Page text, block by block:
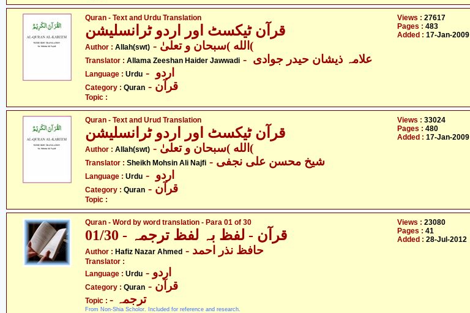
Quran - Text and Urdu Translation
قرآن ٹیکسٹ اور اردو ٹرانسلیشن
Author : Allah(swt) - الله )سبحان و تعلیٰ(
Translator : Allama Zeeshan Haider Jawwadi - علامہ ذیشان حیدر جوادی
Language : Urdu
Category : Quran - قرآن
Topic :
Views : 27617
Pages : 483
Added : 17-Jan-2009
Quran - Text and Urud Translation
قرآن ٹیکسٹ اور اردو ٹرانسلیشن
Author : Allah(swt) - الله )سبحان و تعلیٰ(
Translator : Sheikh Mohsin Ali Najfi - شیخ محسن علی نجفی
Language : Urdu
Category : Quran - قرآن
Topic :
Views : 33024
Pages : 480
Added : 17-Jan-2009
Quran - Word by word translation - Para 01 of 30
قرآن - لفظ بہ لفظ ترجمہ - 01/30
Author : Hafiz Nazar Ahmed - حافظ نذر احمد
Translator :
Language : Urdu - اردو
Category : Quran - قرآن
Topic : - ترجمہ
From Non-Shia Scholor. Included for reference and research.
Views : 23080
Pages : 41
Added : 28-Jul-2012